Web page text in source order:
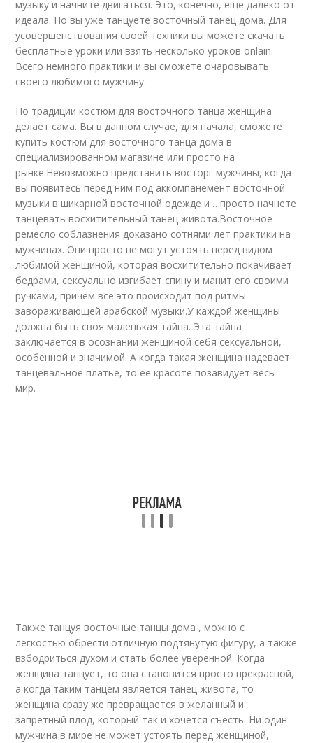
музыку и начните двигаться. Это, конечно, еще далеко от
идеала. Но вы уже танцуете восточный танец дома. Для
усовершенствования своей техники вы можете скачать
бесплатные уроки или взять несколько уроков onlain.
Всего немного практики и вы сможете очаровывать
своего любимого мужчину.
По традиции костюм для восточного танца женщина
делает сама. Вы в данном случае, для начала, сможете
купить костюм для восточного танца дома в
специализированном магазине или просто на
рынке.Невозможно представить восторг мужчины, когда
вы появитесь перед ним под аккомпанемент восточной
музыки в шикарной восточной одежде и …просто начнете
танцевать восхитительный танец живота.Восточное
ремесло соблазнения доказано сотнями лет практики на
мужчинах. Они просто не могут устоять перед видом
любимой женщиной, которая восхитительно покачивает
бедрами, сексуально изгибает спину и манит его своими
ручками, причем все это происходит под ритмы
завораживающей арабской музыки.У каждой женщины
должна быть своя маленькая тайна. Эта тайна
заключается в осознании женщиной себя сексуальной,
особенной и значимой. А когда такая женщина надевает
танцевальное платье, то ее красоте позавидует весь
мир.
Также танцуя восточные танцы дома , можно с
легкостью обрести отличную подтянутую фигуру, а также
взбодриться духом и стать более уверенной. Когда
женщина танцует, то она становится просто прекрасной,
а когда таким танцем является танец живота, то
женщина сразу же превращается в желанный и
запретный плод, который так и хочется съесть. Ни один
мужчина в мире не может устоять перед женщиной,